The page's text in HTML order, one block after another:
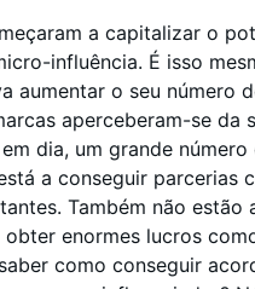
a capitalizar o
influência. É isso
aumentar o seu número
aperceberam-se da
dia, um grande
a conseguir parcerias
Também não estão
enormes lucros
como conseguir